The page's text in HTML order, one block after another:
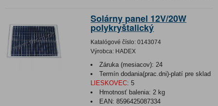
Solárny panel 12V/20W
polykryštalický
Katalógové číslo: 0143074
Výrobca: HADEX
Záruka (mesiacov): 24
Termín dodania(prac.dni)-platí pre sklad
LIESKOVEC: 5
Hmotnosť balenia:2 kg
EAN:8596425087334